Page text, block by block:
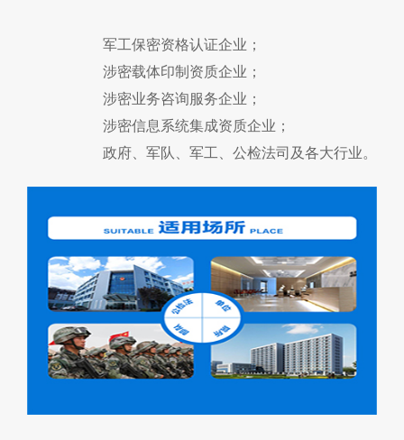
军工保密资格认证企业；
涉密载体印制资质企业；
涉密业务咨询服务企业；
涉密信息系统集成资质企业；
政府、军队、军工、公检法司及各大行业。